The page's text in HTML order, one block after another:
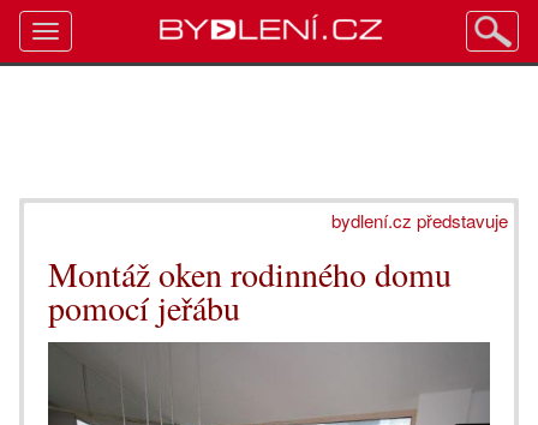
bydlení.cz představuje
Montáž oken rodinného domu
pomocí jeřábu
Toggle
navigation